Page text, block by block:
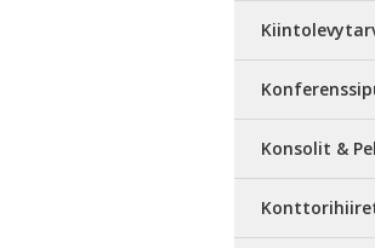
Konsolit &